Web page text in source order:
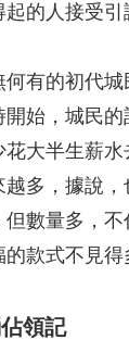
的人接受
有的初代
始，城民
大半生薪
多，據說
數量多，
款式不見得
領記